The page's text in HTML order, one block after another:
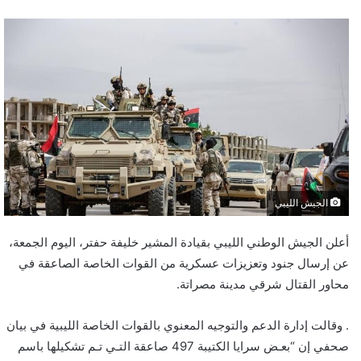
الجيش الليبي
أعلن الجيش الوطني الليبي بقيادة المشير خليفة حفتر، اليوم الجمعة،
عن إرسال جنود وتعزيزات عسكرية من القوات الخاصة الصاعقة في
محاور القتال شرقي مدينة مصراتة.
. وقالت إدارة الدعم والتوجيه المعنوي بالقوات الخاصة الليبية في بيان
صحفي إن “بعـض سرايا الكتيبة 497 صاعقة التـي تـم تشكيلها باسم